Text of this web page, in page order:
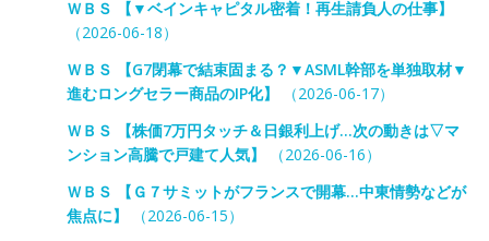
ＷＢＳ 【▼ベインキャピタル密着！再生請負人の仕事】
（2026-06-18）
ＷＢＳ 【G7閉幕で結束固まる？▼ASML幹部を単独取材▼
進むロングセラー商品のIP化】
（2026-06-17）
ＷＢＳ 【株価7万円タッチ＆日銀利上げ…次の動きは▽マ
ンション高騰で戸建て人気】
（2026-06-16）
ＷＢＳ 【Ｇ７サミットがフランスで開幕…中東情勢などが
焦点に】
（2026-06-15）